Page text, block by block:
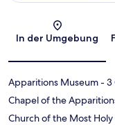
In der Umgebung
Apparitions Museum- 3
Chapel of the
Church of the Most Holy